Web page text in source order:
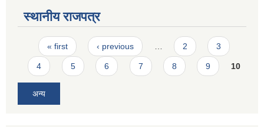
स्थानीय राजपत्र
Pages
« first ‹ previous … 2 3
4 5 6 7 8 9 10
अन्य